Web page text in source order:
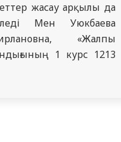
жасау арқылы да
Мен Уюкбаева
«Жалпы
1 курс 1213
және